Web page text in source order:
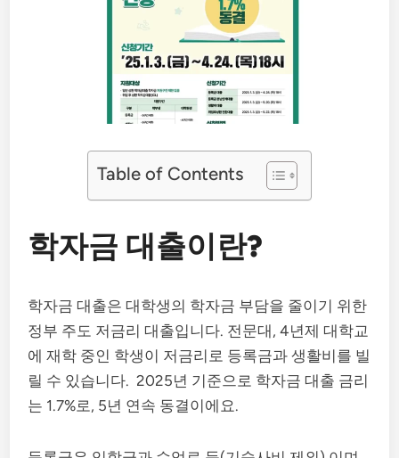
Table of Contents
학자금 대출이란?
학자금 대출은 대학생의 학자금 부담을 줄이기 위한
정부 주도 저금리 대출입니다. 전문대, 4년제 대학교
에 재학 중인 학생이 저금리로 등록금과 생활비를 빌
릴 수 있습니다. 2025년 기준으로 학자금 대출 금리
는 1.7%로, 5년 연속 동결이에요.